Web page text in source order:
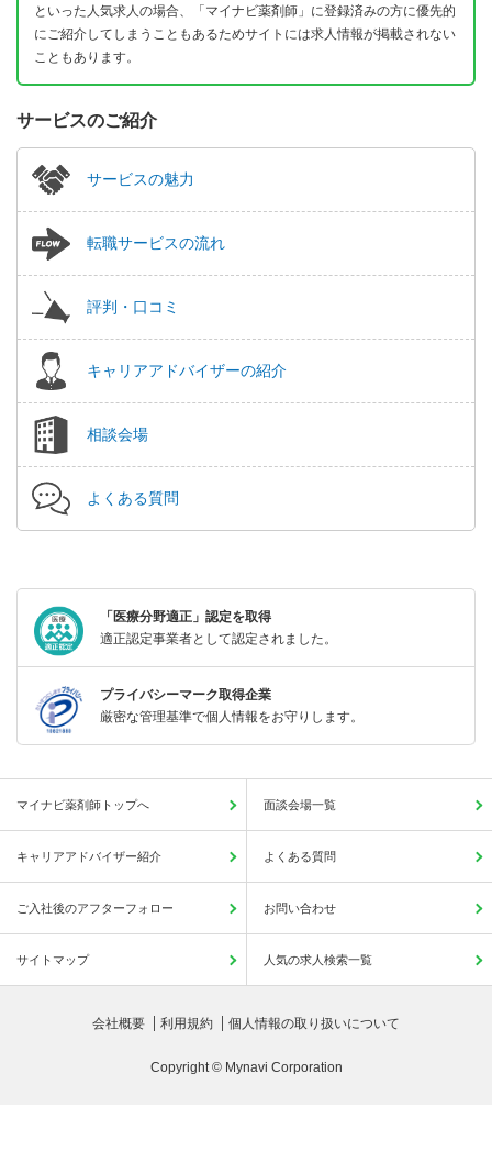
といった人気求人の場合、「マイナビ薬剤師」に登録済みの方に優先的
にご紹介してしまうこともあるためサイトには求人情報が掲載されない
こともあります。
サービスのご紹介
サービスの魅力
転職サービスの流れ
評判・口コミ
キャリアアドバイザーの紹介
相談会場
よくある質問
「医療分野適正」認定を取得
適正認定事業者として認定されました。
プライバシーマーク取得企業
厳密な管理基準で個人情報をお守りします。
マイナビ薬剤師トップへ 面談会場一覧
キャリアアドバイザー紹介 よくある質問
ご入社後のアフターフォロー お問い合わせ
サイトマップ 人気の求人検索一覧
会社概要 利用規約 個人情報の取り扱いについて
Copyright © Mynavi Corporation